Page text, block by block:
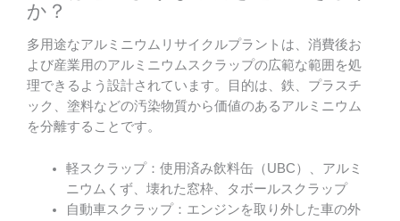
か？
多用途なアルミニウムリサイクルプラントは、消費後お
よび産業用のアルミニウムスクラップの広範な範囲を処
理できるよう設計されています。目的は、鉄、プラスチ
ック、塗料などの汚染物質から価値のあるアルミニウム
を分離することです。
軽スクラップ：使用済み飲料缶（UBC）、アルミ
ニウムくず、壊れた窓枠、タボールスクラップ
自動車スクラップ：エンジンを取り外した車の外